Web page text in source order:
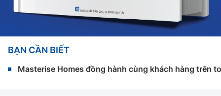
BẠN CẦN BIẾT
Masterise Homes đồng hành cùng khách hàng trên